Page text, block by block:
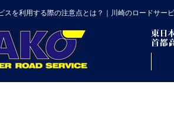
スを利用する際の注意点とは？｜川崎のロードサー